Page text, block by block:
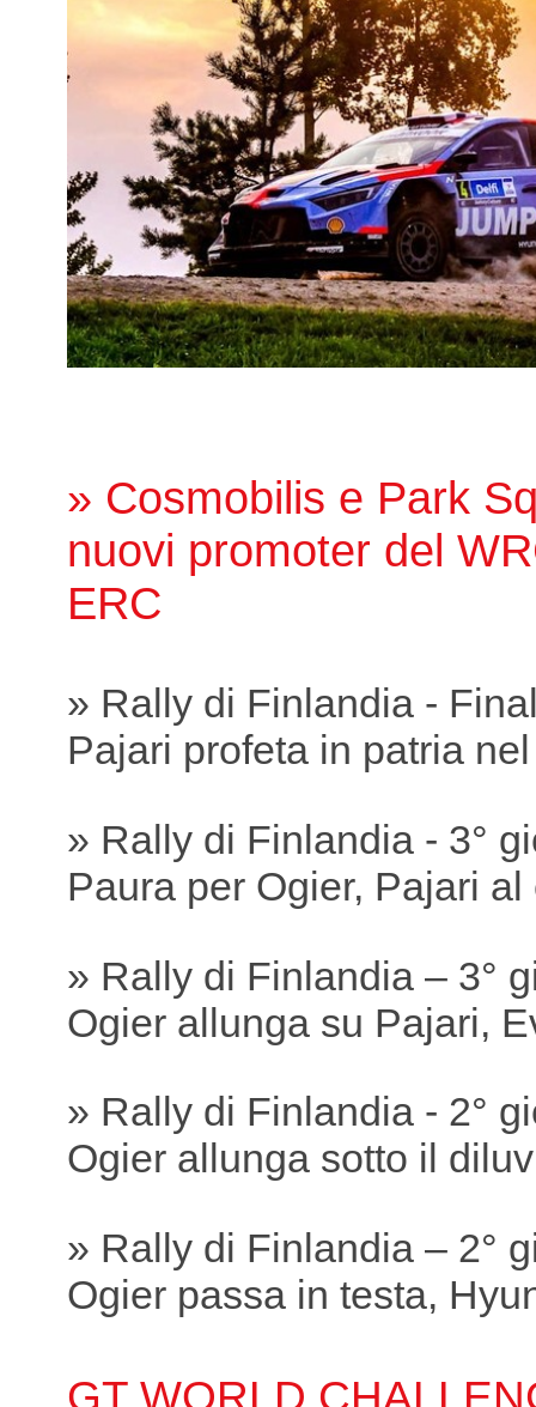
» Cosmobilis e Park
nuovi promoter del
ERC
» Rally di Finlandia -
Pajari profeta in patria
» Rally di Finlandia - 3°
Paura per Ogier, Pajari
» Rally di Finlandia – 3°
Ogier allunga su Pajari,
» Rally di Finlandia - 2°
Ogier allunga sotto il
» Rally di Finlandia – 2°
Ogier passa in testa,
GT WORLD